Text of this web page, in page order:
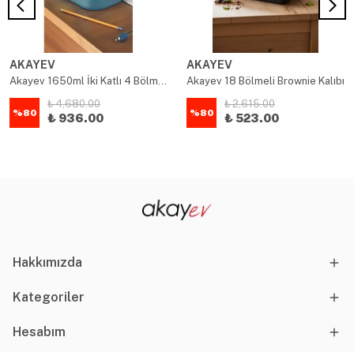
AKAYEV
Akayev 1650ml İki Katlı 4 Bölmeli Çelik Yemek Kabı Mavi
%80
₺ 4,680.00
₺ 936.00
AKAYEV
Akayev 18 Bölmeli Brownie Kalıbı
%80
₺ 2,615.00
₺ 523.00
Hakkımızda
Kategoriler
Hesabım